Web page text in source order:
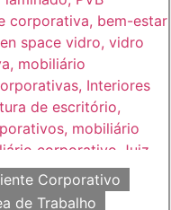
Corporativo
de Trabalho